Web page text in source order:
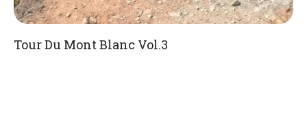
Tour Du Mont Blanc Vol.3